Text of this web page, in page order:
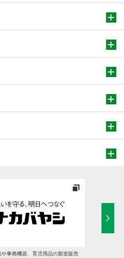
事務機器、育児用品の製造販売